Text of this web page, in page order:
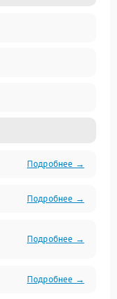
Подробнее →
Подробнее →
Подробнее →
Подробнее →